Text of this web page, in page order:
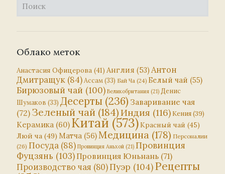
Облако меток
Анастасия Офицерова (41) Англия (53) Антон
Дмитращук (84) Ассам (33) Бай Ча (24) Белый чай (55)
Бирюзовый чай (100) Великобритания (21) Денис
Шумаков (33) Десерты (236) Заваривание чая
(72) Зеленый чай (184)Индия (116) Кения(39)
Керамика (60) Китай (573)Красный чай (45)
Люй ча (49) Матча (56) Медицина (178) Персоналии
(26) Посуда (88) Провинция Аньхой (21) Провинция
Фуцзянь (103) Провинция Юньнань (71)
Производство чая (80)Пуэр (104)Рецепты